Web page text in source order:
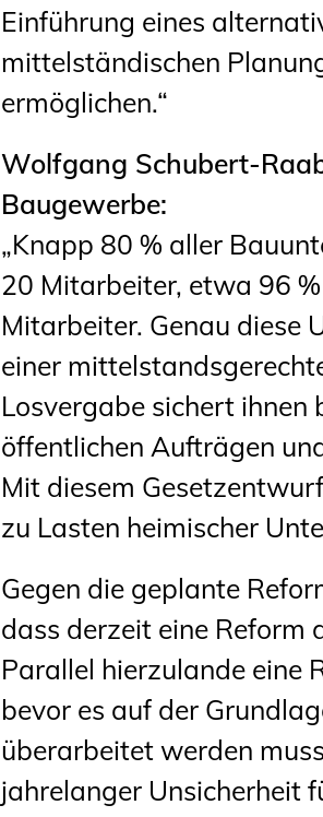
Einführung eines
mittelständischen
ermöglichen.“
Wolfgang Schubert-
Baugewerbe:
„Knapp 80 % aller
20 Mitarbeiter, etwa 96
Mitarbeiter. Genau diese
einer
Losvergabe sichert
öffentlichen Aufträgen
Mit diesem
zu Lasten heimischer
Gegen die geplante
dass derzeit eine
Parallel hierzulande eine
bevor es auf der
überarbeitet werden
jahrelanger Unsicherheit